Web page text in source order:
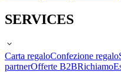
SERVICES
Carta regaloConfezione regalo
partnerOfferte B2BRichiamo